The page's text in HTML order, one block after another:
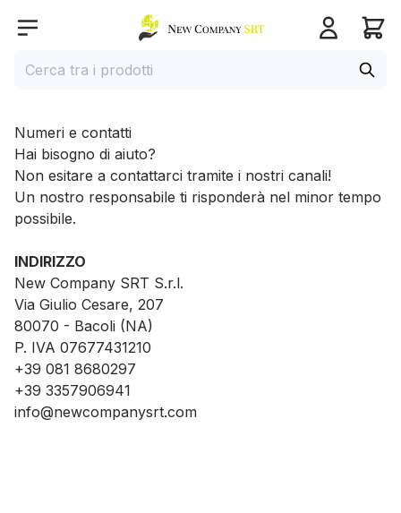
Open menu
Home page
Cerca
Numeri e contatti
Hai bisogno di aiuto?
Non esitare a contattarci tramite i nostri canali!
Un nostro responsabile ti risponderà nel minor tempo
possibile.
INDIRIZZO
New Company SRT S.r.l.
Via Giulio Cesare, 207
80070 - Bacoli (NA)
P. IVA 07677431210
+39 081 8680297
+39 3357906941
info@newcompanysrt.com